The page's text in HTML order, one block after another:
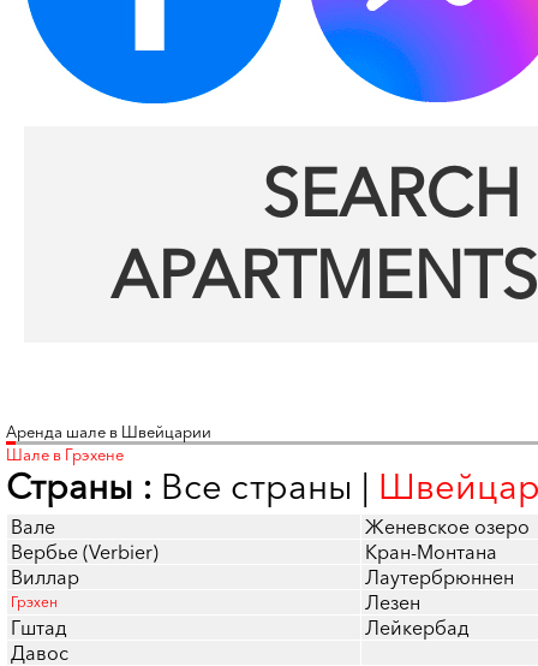
Аренда шале в Швейцарии
Шале в Грэхене
Страны : Все страны |
Вале
Женевское озеро
Вербье (Verbier)
Кран-Монтана
Виллар
Лаутербрюннен
Грэхен
Лезен
Гштад
Лейкербад
Давос